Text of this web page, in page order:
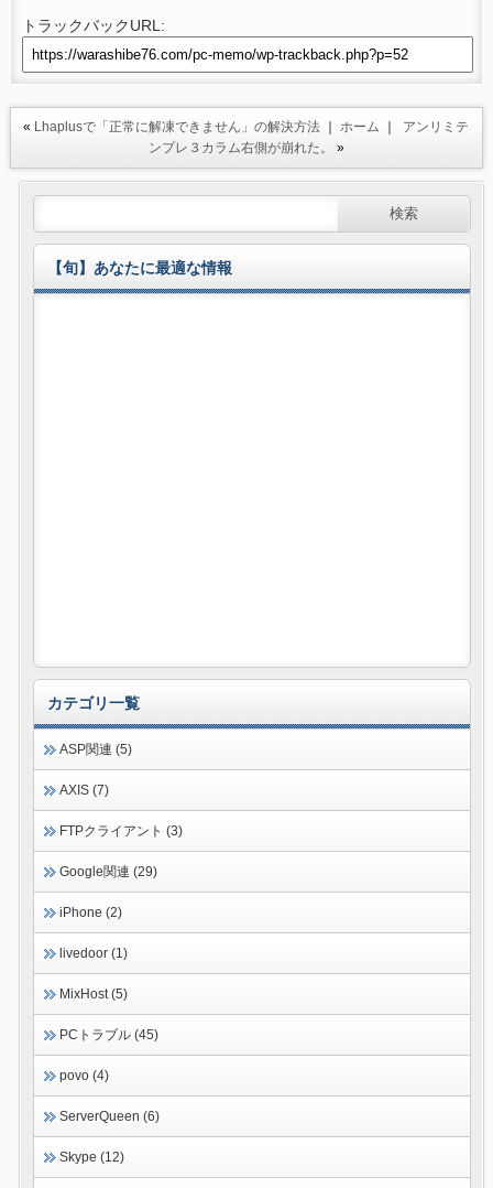
トラックバックURL:
« Lhaplusで「正常に解凍できません」の解決方法 ｜ ホーム ｜ アンリミテ
ンプレ３カラム右側が崩れた。
»
【旬】あなたに最適な情報
カテゴリ一覧
ASP関連 (5)
AXIS (7)
FTPクライアント (3)
Google関連 (29)
iPhone (2)
livedoor (1)
MixHost (5)
PCトラブル (45)
povo (4)
ServerQueen (6)
Skype (12)